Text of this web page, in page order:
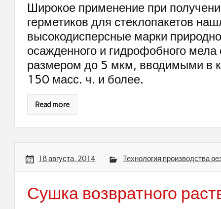
Широкое применение при
герметиков для стеклопакетов
высокодисперсные марки
осажденного и гидрофобного мела
размером до 5 мкм, вводимыми в
150 масс. ч. и более.
Read more
18 августа, 2014 Технология производства
Сушка возвратного